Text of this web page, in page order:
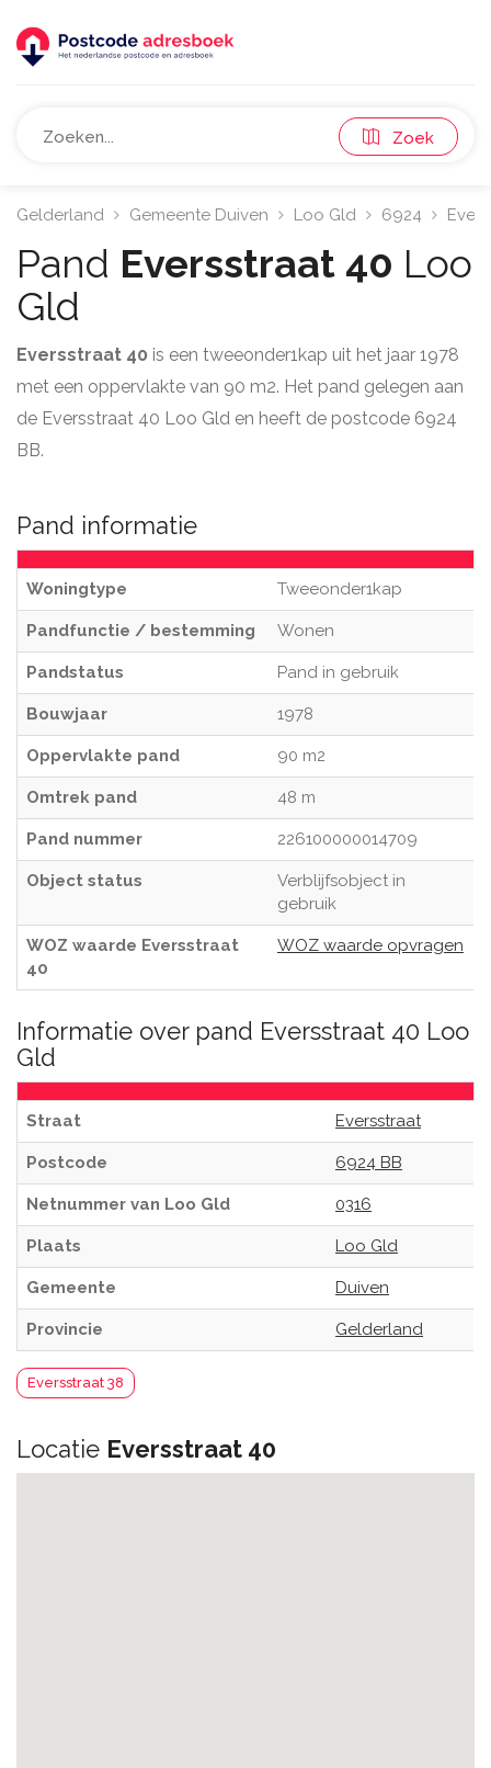
Zoek
Gelderland Gemeente Duiven Loo Gld 6924
Pand Eversstraat 40 Loo
Gld
Eversstraat 40 is een tweeonder1kap uit het jaar 1978
met een oppervlakte van 90 m2. Het pand gelegen aan
de Eversstraat 40 Loo Gld en heeft de postcode 6924
BB.
Pand informatie
Woningtype Tweeonder1kap
Pandfunctie / bestemming Wonen
Pandstatus Pand in gebruik
Bouwjaar 1978
Oppervlakte pand 90 m2
Omtrek pand 48 m
Pand nummer 226100000014709
Object status
Verblijfsobject in
gebruik
WOZ waarde Eversstraat
40
WOZ waarde opvragen
Informatie over pand Eversstraat 40 Loo
Gld
Straat Eversstraat
Postcode 6924 BB
Netnummer van Loo Gld 0316
Plaats Loo Gld
Gemeente Duiven
Provincie Gelderland
Eversstraat 38
Locatie Eversstraat 40